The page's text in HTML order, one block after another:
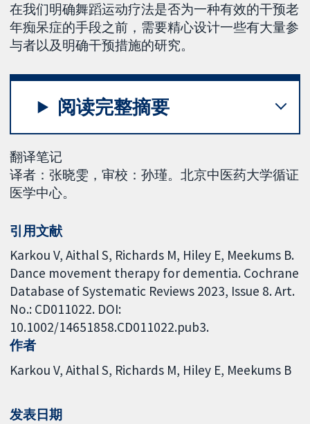
在我们明确舞蹈运动疗法是否为一种有效的干预老
年痴呆症的手段之前，需要精心设计一些有大量参
与者以及明确干预措施的研究。
阅读完整摘要
翻译笔记
译者：张晓雯，审校：孙瑾。北京中医药大学循证
医学中心。
引用文献
Karkou V, Aithal S, Richards M, Hiley E, Meekums B.
Dance movement therapy for dementia. Cochrane
Database of Systematic Reviews 2023, Issue 8. Art.
No.: CD011022. DOI:
10.1002/14651858.CD011022.pub3.
作者
Karkou V Aithal S Richards M Hiley E Meekums B
发表日期